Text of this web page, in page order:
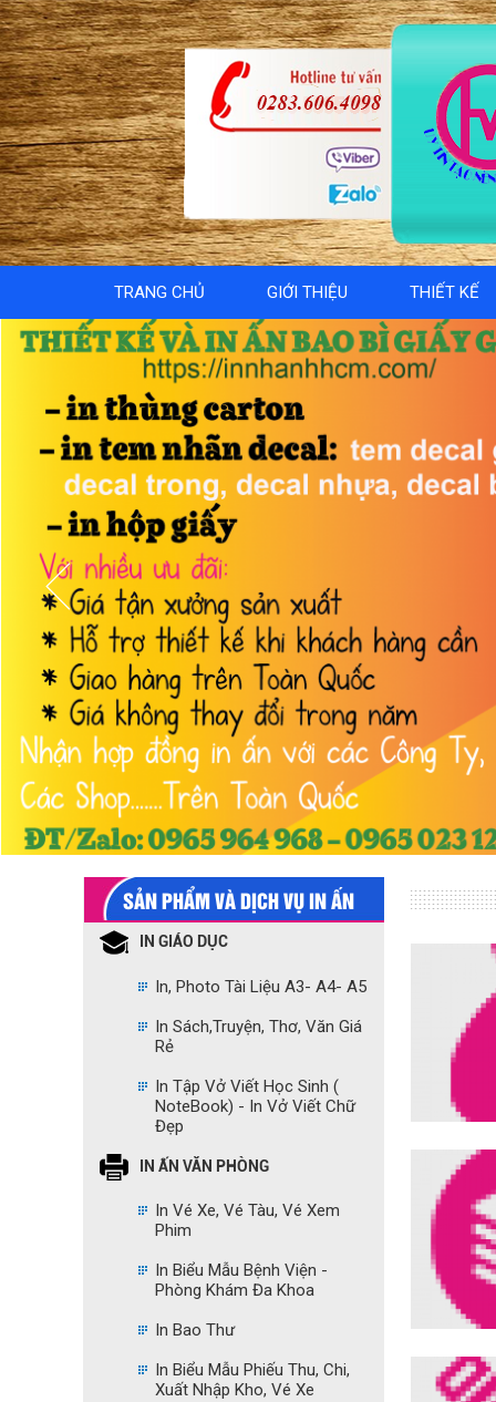
TRANG CHỦ GIỚI THIỆU THIẾT KẾ
SẢN PHẨM VÀ DỊCH VỤ IN ẤN
IN GIÁO DỤC
In, Photo Tài Liệu A3- A4- A5
In Sách,Truyện, Thơ, Văn Giá
Rẻ
In Tập Vở Viết Học Sinh (
NoteBook) - In Vở Viết Chữ
Đẹp
IN ẤN VĂN PHÒNG
In Vé Xe, Vé Tàu, Vé Xem
Phim
In Biểu Mẫu Bệnh Viện -
Phòng Khám Đa Khoa
In Bao Thư
In Biểu Mẫu Phiếu Thu, Chi,
Xuất Nhập Kho, Vé Xe